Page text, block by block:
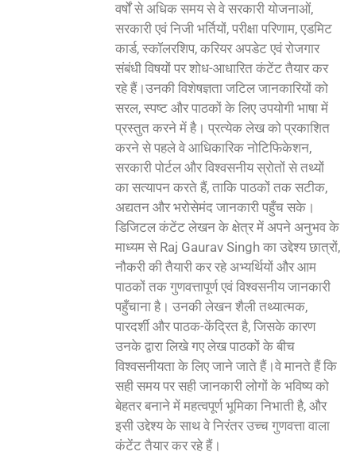
वर्षों से अधिक समय से वे सरकारी योजनाओं,
सरकारी एवं निजी भर्तियों, परीक्षा परिणाम, एडमिट
कार्ड, स्कॉलरशिप, करियर अपडेट एवं रोजगार
संबंधी विषयों पर शोध-आधारित कंटेंट तैयार कर
रहे हैं।उनकी विशेषज्ञता जटिल जानकारियों को
सरल, स्पष्ट और पाठकों के लिए उपयोगी भाषा में
प्रस्तुत करने में है। प्रत्येक लेख को प्रकाशित
करने से पहले वे आधिकारिक नोटिफिकेशन,
सरकारी पोर्टल और विश्वसनीय स्रोतों से तथ्यों
का सत्यापन करते हैं, ताकि पाठकों तक सटीक,
अद्यतन और भरोसेमंद जानकारी पहुँच सके।
डिजिटल कंटेंट लेखन के क्षेत्र में अपने अनुभव के
माध्यम से Raj Gaurav Singh का उद्देश्य छात्रों,
नौकरी की तैयारी कर रहे अभ्यर्थियों और आम
पाठकों तक गुणवत्तापूर्ण एवं विश्वसनीय जानकारी
पहुँचाना है। उनकी लेखन शैली तथ्यात्मक,
पारदर्शी और पाठक-केंद्रित है, जिसके कारण
उनके द्वारा लिखे गए लेख पाठकों के बीच
विश्वसनीयता के लिए जाने जाते हैं।वे मानते हैं कि
सही समय पर सही जानकारी लोगों के भविष्य को
बेहतर बनाने में महत्वपूर्ण भूमिका निभाती है, और
इसी उद्देश्य के साथ वे निरंतर उच्च गुणवत्ता वाला
कंटेंट तैयार कर रहे हैं।